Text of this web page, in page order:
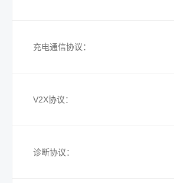
充电通信协议：
V2X协议：
诊断协议：